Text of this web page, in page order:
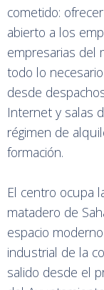
cometido:
abierto a los
empresarias del
todo lo
desde
Internet y salas
régimen de
formación.
El centro ocupa
matadero de
espacio
industrial de la
salido desde el